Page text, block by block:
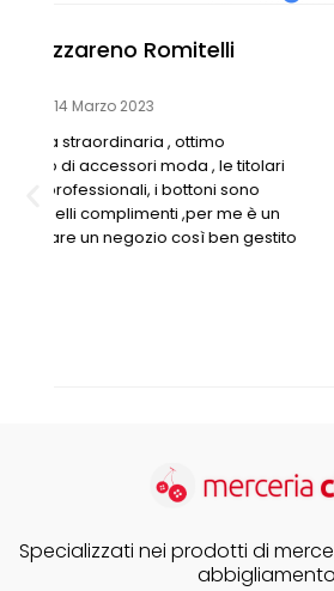
Laura Casali
Personale gentile e
quello di cui ho bisogno
Specializzati nei prodotti di